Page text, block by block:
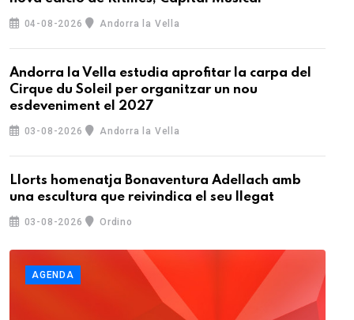
04-08-2026 Andorra la Vella
Andorra la Vella estudia aprofitar la carpa del
Cirque du Soleil per organitzar un nou
esdeveniment el 2027
03-08-2026 Andorra la Vella
Llorts homenatja Bonaventura Adellach amb
una escultura que reivindica el seu llegat
03-08-2026 Ordino
AGENDA